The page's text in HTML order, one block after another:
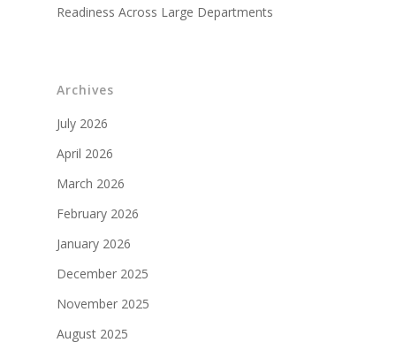
Readiness Across Large Departments
Archives
July 2026
April 2026
March 2026
February 2026
January 2026
December 2025
November 2025
August 2025
Partenaires militaires